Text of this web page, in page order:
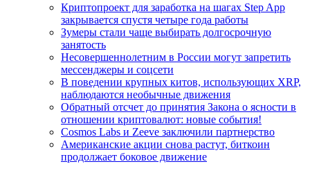
Криптопроект для заработка на шагах Step App
закрывается спустя четыре года работы
Зумеры стали чаще выбирать долгосрочную
занятость
Несовершеннолетним в России могут запретить
мессенджеры и соцсети
В поведении крупных китов, использующих XRP,
наблюдаются необычные движения
Обратный отсчет до принятия Закона о ясности в
отношении криптовалют: новые события!
Cosmos Labs и Zeeve заключили партнерство
Американские акции снова растут, биткоин
продолжает боковое движение